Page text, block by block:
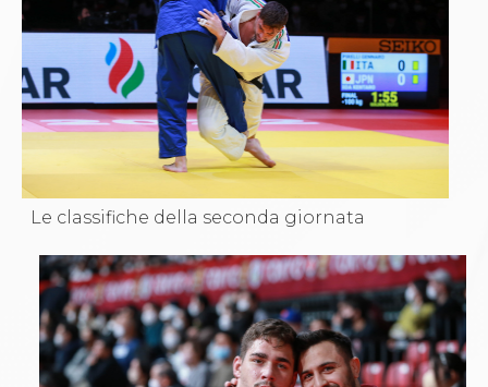
Le classifiche della seconda giornata